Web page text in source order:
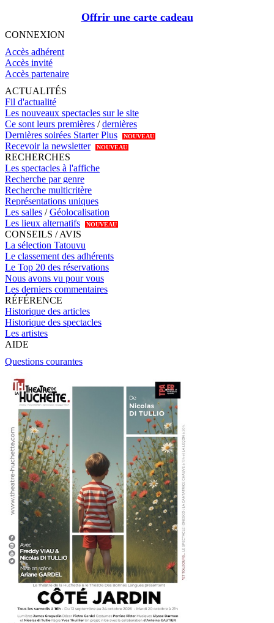
Offrir une carte cadeau
CONNEXION
Accès adhérent
Accès invité
Accès partenaire
ACTUALITÉS
Fil d'actualité
Les nouveaux spectacles sur le site
Ce sont leurs premières /dernières
Dernières soirées Starter Plus
NOUVEAU
Recevoir la newsletter NOUVEAU
RECHERCHES
Les spectacles à l'affiche
Recherche par genre
Recherche multicritère
Représentations uniques
Les salles /Géolocalisation
Les lieux alternatifs
NOUVEAU
CONSEILS / AVIS
La sélection Tatouvu
Le classement des adhérents
Le Top 20 des réservations
Nous avons vu pour vous
Les derniers commentaires
RÉFÉRENCE
Historique des articles
Historique des spectacles
Les artistes
AIDE
Questions courantes